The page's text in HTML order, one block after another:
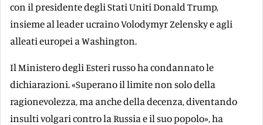
con il presidente degli Stati Uniti Donald Trump,
insieme al leader ucraino Volodymyr Zelensky e agli
alleati europei a Washington.
Il Ministero degli Esteri russo ha condannato le
dichiarazioni. «Superano il limite non solo della
ragionevolezza, ma anche della decenza, diventando
insulti volgari contro la Russia e il suo popolo», ha